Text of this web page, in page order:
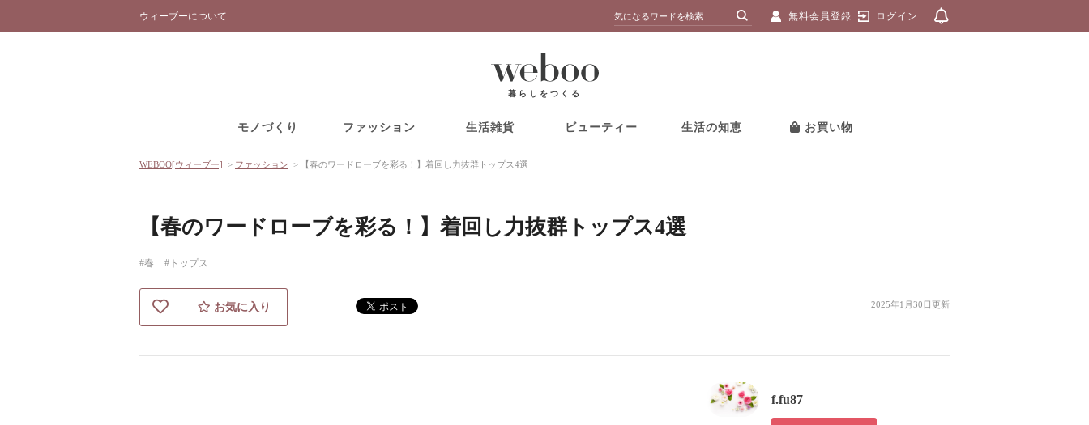
ウィーブーについて 無料会員登録 ログイン
暮らしをつくる
モノづくり ファッション 生活雑貨 ビューティー 生活の知恵 お買い物
WEBOO[ウィーブー] > ファッション > 【春のワードローブを彩る！】着回し力抜群トップス4選
【春のワードローブを彩る！】着回し力抜群トップス4選
#春 #トップス
お気に入り 2025年1月30日更新
f.fu87